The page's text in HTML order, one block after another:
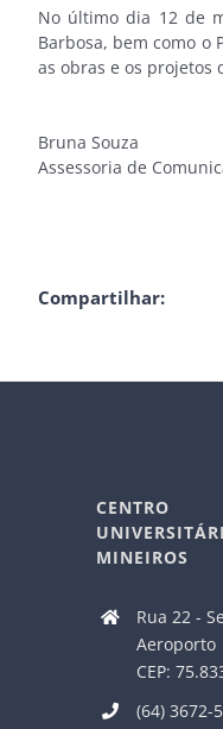
No último dia 12 de
Barbosa, bem como o
as obras e os projetos
Bruna Souza
Assessoria de
Compartilhar:
CENTRO
MINEIROS
Rua 22 -
Aeroporto
CEP:
(64) 3672-